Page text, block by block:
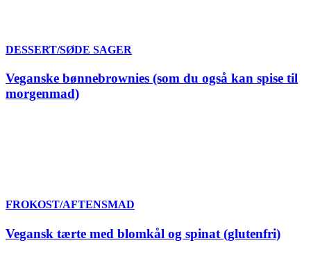
DESSERT/SØDE SAGER
Veganske bønnebrownies (som du også kan spise til
morgenmad)
FROKOST/AFTENSMAD
Vegansk tærte med blomkål og spinat (glutenfri)